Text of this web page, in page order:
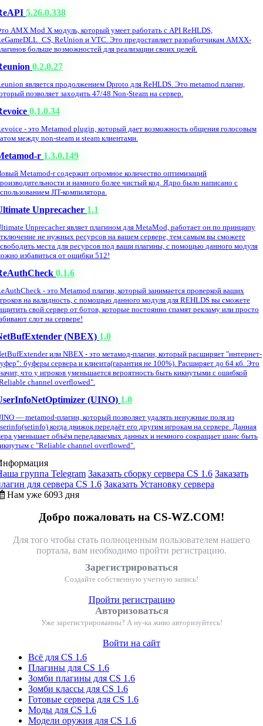
5.26.0.338
AMX Mod X модуль, который умеет работать с API ReHLDS,
ReUnion и VTC. Это предоставляет разработчикам AMXX-
больше возможностей для реализации своих целей.
0.2.0.27
является продолжением Dproto для ReHLDS. Это metamod плагин,
позволяет заходить 47/48 Non-Steam на сервер.
0.1.0.34
- это Metamod plugin, который дает возможность общения голосовым
между non-steam и steam клиентами.
r 1.3.0.149
Metamod-r содержит огромное количество оптимизаций
и намного более чистый код. Ядро было написано с
JIT-компилятора.
Unprecacher 1.1
Unprecacher являет плагином для MetaMod, работает он по принципу
не нужных ресурсов на вашем сервере, тем самым вы сможете
места для ресурсов под ваши плагины, с помощью данного модуля
избавиться от ошибки 512!
0.1.6
- это Metamod плагин, который занимается проверкой ваших
на валидность, с помощью данного модуля для REHLDS вы сможете
свой сервер от ботов, которые постоянно спамят рекламу или просто
слот на сервере!
(NBEX) 1.0
или NBEX - это метамод-плагин, который расширяет "интернет-
буферы сервера и клиента(гарантия не 100%). Расширяет до 64 кб. Это
что у игроков уменьшается вероятность быть кикнутыми с ошибкой
channel overflowed".
(UINO) 1.0
— metamod-плагин, который позволяет удалять ненужные поля из
когда движок передаёт его другим игрокам на сервере. Данная
уменьшает объём передаваемых данных и немного сокращает шанс быть
с "Reliable channel overflowed".
группа Telegram Заказать сборку сервера CS 1.6 Заказать
для сервера CS 1.6 Заказать Установку сервера
Нам уже 6093 дня
Добро пожаловать на CS-WZ.COM!
Для того чтобы стать полноценным пользователем нашего
портала, вам необходимо пройти регистрацию.
Зарегистрироваться
Создайте собственную учетную запись!
Пройти регистрацию
Авторизоваться
Уже зарегистрированны? А ну-ка живо авторизуйтесь!
Войти на сайт
Всё для CS 1.6
Плагины для CS 1.6
Зомби плагины для CS 1.6
Зомби классы для CS 1.6
Готовые сервера для CS 1.6
Моды для CS 1.6
Модели оружия для CS 1.6